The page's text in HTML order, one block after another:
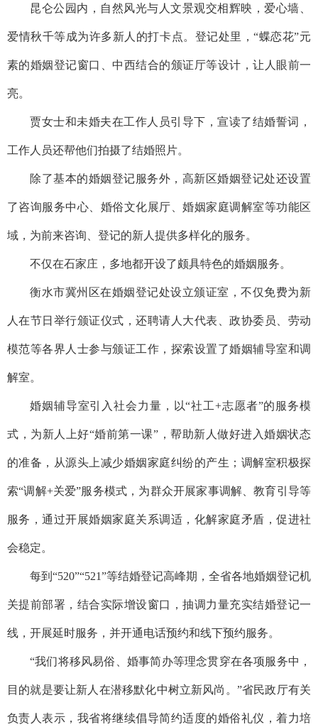
昆仑公园内，自然风光与人文景观交相辉映，爱心墙、
爱情秋千等成为许多新人的打卡点。登记处里，“蝶恋花”元
素的婚姻登记窗口、中西结合的颁证厅等设计，让人眼前一
亮。
贾女士和未婚夫在工作人员引导下，宣读了结婚誓词，
工作人员还帮他们拍摄了结婚照片。
除了基本的婚姻登记服务外，高新区婚姻登记处还设置
了咨询服务中心、婚俗文化展厅、婚姻家庭调解室等功能区
域，为前来咨询、登记的新人提供多样化的服务。
不仅在石家庄，多地都开设了颇具特色的婚姻服务。
衡水市冀州区在婚姻登记处设立颁证室，不仅免费为新
人在节日举行颁证仪式，还聘请人大代表、政协委员、劳动
模范等各界人士参与颁证工作，探索设置了婚姻辅导室和调
解室。
婚姻辅导室引入社会力量，以“社工+志愿者”的服务模
式，为新人上好“婚前第一课”，帮助新人做好进入婚姻状态
的准备，从源头上减少婚姻家庭纠纷的产生；调解室积极探
索“调解+关爱”服务模式，为群众开展家事调解、教育引导等
服务，通过开展婚姻家庭关系调适，化解家庭矛盾，促进社
会稳定。
每到“520”“521”等结婚登记高峰期，全省各地婚姻登记机
关提前部署，结合实际增设窗口，抽调力量充实结婚登记一
线，开展延时服务，并开通电话预约和线下预约服务。
“我们将移风易俗、婚事简办等理念贯穿在各项服务中，
目的就是要让新人在潜移默化中树立新风尚。”省民政厅有关
负责人表示，我省将继续倡导简约适度的婚俗礼仪，着力培